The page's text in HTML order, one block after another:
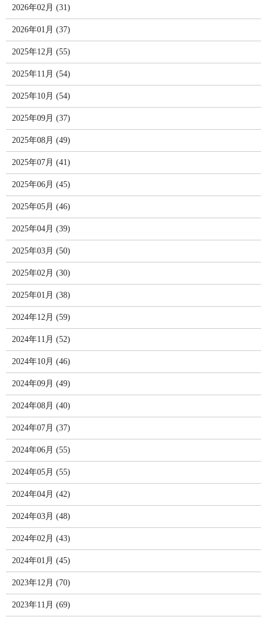
2026年02月 (31)
2026年01月 (37)
2025年12月 (55)
2025年11月 (54)
2025年10月 (54)
2025年09月 (37)
2025年08月 (49)
2025年07月 (41)
2025年06月 (45)
2025年05月 (46)
2025年04月 (39)
2025年03月 (50)
2025年02月 (30)
2025年01月 (38)
2024年12月 (59)
2024年11月 (52)
2024年10月 (46)
2024年09月 (49)
2024年08月 (40)
2024年07月 (37)
2024年06月 (55)
2024年05月 (55)
2024年04月 (42)
2024年03月 (48)
2024年02月 (43)
2024年01月 (45)
2023年12月 (70)
2023年11月 (69)